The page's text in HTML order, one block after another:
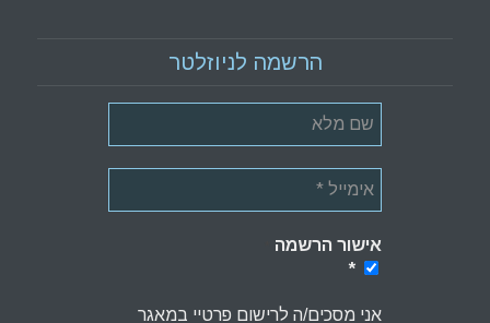
הרשמה לניוזלטר
אישור הרשמה
*
אני מסכים/ה לרישום פרטיי במאגר